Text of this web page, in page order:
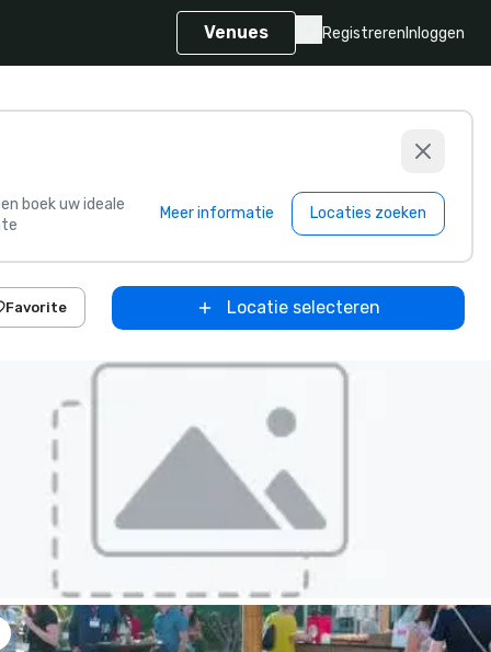
Venues Registreren Inloggen
boek uw ideale
Meer informatie Locaties zoeken
Favorite Locatie selecteren